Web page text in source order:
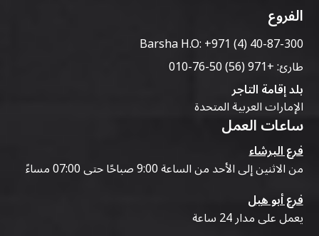
الفروع
Barsha H.O:+971 (4) 40-87-300
طارئ:+971 (56) 50-76-010
بلد إقامة التاجر
الإمارات العربية المتحدة
ساعات العمل
فرع البرشاء
من الاثنين إلى الأحد من الساعة 9:00 صباحًا حتى 07:00 مساءً
فرع أبو هيل
يعمل على مدار 24 ساعة